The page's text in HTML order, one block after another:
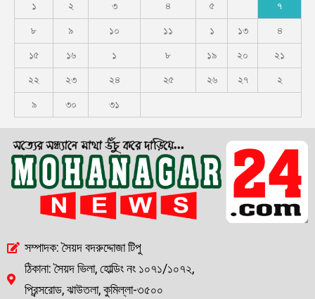
১ ২ ৩ ৪ ৫ ৭
৮ ৯ ১০ ১১ ১ ১৩ ৪
১৫ ১৬ ১ ৮ ১৯ ২০ ২১
২২ ২৩ ২৪ ২৫ ২৬ ২৭ ২
৯ ৩০ ৩১
সম্পাদক: সৈয়দ বদরুদ্দোজা টিপু
ঠিকানা: সৈয়দ ভিলা, হোল্ডিং নং ১০৭১/১০৭২,
প্রিন্সরোড, ঝাউতলা, কুমিল্লা-৩৫০০